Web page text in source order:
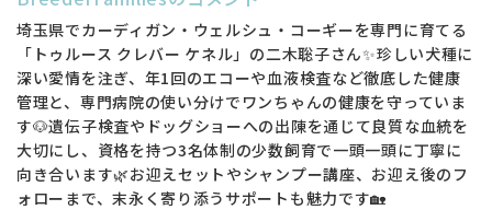
埼玉県でカーディガン・ウェルシュ・コーギーを専門に育てる
「トゥルース クレバー ケネル」の二木聡子さん✨珍しい犬種に
深い愛情を注ぎ、年1回のエコーや血液検査など徹底した健康
管理と、専門病院の使い分けでワンちゃんの健康を守っていま
す🐶遺伝子検査やドッグショーへの出陳を通じて良質な血統を
大切にし、資格を持つ3名体制の少数飼育で一頭一頭に丁寧に
向き合います🌿お迎えセットやシャンプー講座、お迎え後のフ
ォローまで、末永く寄り添うサポートも魅力です🏡